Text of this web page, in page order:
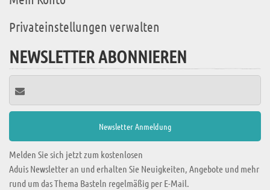
Privateinstellungen verwalten
NEWSLETTER ABONNIEREN
Melden Sie sich jetzt zum kostenlosen
Aduis Newsletter an und erhalten Sie Neuigkeiten, Angebote und mehr
rund um das Thema Basteln regelmäßig per E-Mail.